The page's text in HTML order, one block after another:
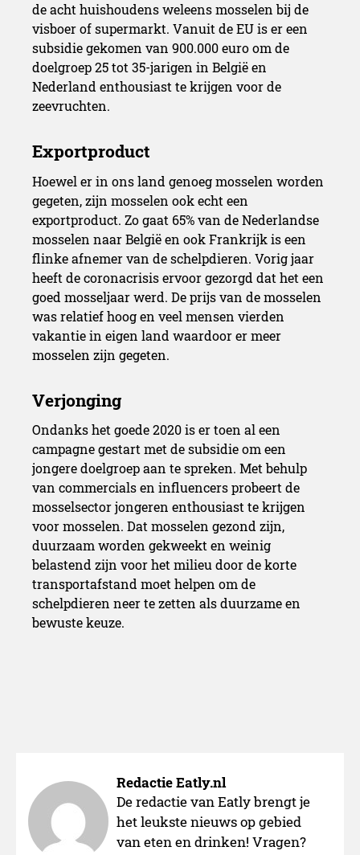
de acht huishoudens weleens mosselen bij de
visboer of supermarkt. Vanuit de EU is er een
subsidie gekomen van 900.000 euro om de
doelgroep 25 tot 35-jarigen in België en
Nederland enthousiast te krijgen voor de
zeevruchten.
Hoewel er in ons land genoeg mosselen worden
gegeten, zijn mosselen ook echt een
exportproduct. Zo gaat 65% van de Nederlandse
mosselen naar België en ook Frankrijk is een
flinke afnemer van de schelpdieren. Vorig jaar
heeft de coronacrisis ervoor gezorgd dat het een
goed mosseljaar werd. De prijs van de mosselen
was relatief hoog en veel mensen vierden
vakantie in eigen land waardoor er meer
mosselen zijn gegeten.
Ondanks het goede 2020 is er toen al een
campagne gestart met de subsidie om een
jongere doelgroep aan te spreken. Met behulp
van commercials en influencers probeert de
mosselsector jongeren enthousiast te krijgen
voor mosselen. Dat mosselen gezond zijn,
duurzaam worden gekweekt en weinig
belastend zijn voor het milieu door de korte
transportafstand moet helpen om de
schelpdieren neer te zetten als duurzame en
bewuste keuze.
Redactie Eatly.nl
De redactie van Eatly brengt je
het leukste nieuws op gebied
van eten en drinken! Vragen?